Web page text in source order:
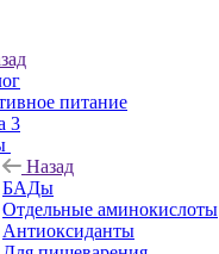
питание
3
Назад
БАДы
Отдельные аминокислоты
Антиоксиданты